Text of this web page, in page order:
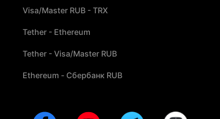
Visa/Master RUB - TRX
Tether - Ethereum
Tether - Visa/Master RUB
Ethereum - Сбербанк RUB